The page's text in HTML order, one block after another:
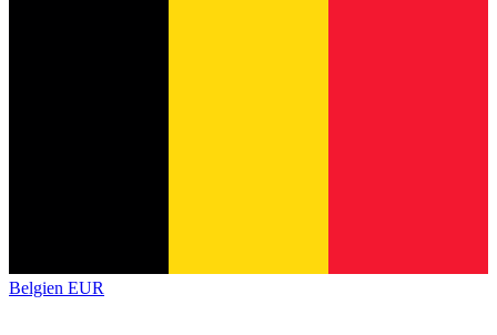
Belgien EUR